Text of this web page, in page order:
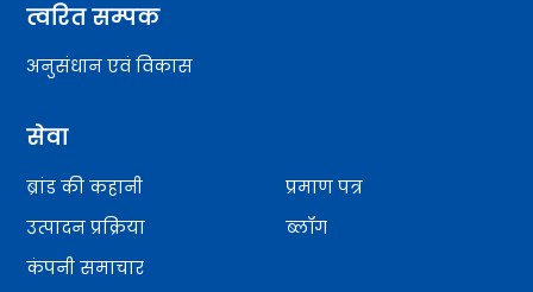
त्वरित सम्पक
अनुसंधान एवं विकास
सेवा
ब्रांड की कहानी
प्रमाण पत्र
उत्पादन प्रक्रिया
ब्लॉग
कंपनी समाचार